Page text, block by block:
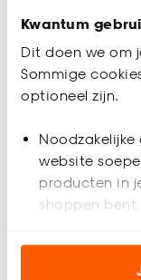
Kwantum
Dit doen we om
Sommige
optioneel zijn.
website
producten in
shoppen bent.
Analytische
website te